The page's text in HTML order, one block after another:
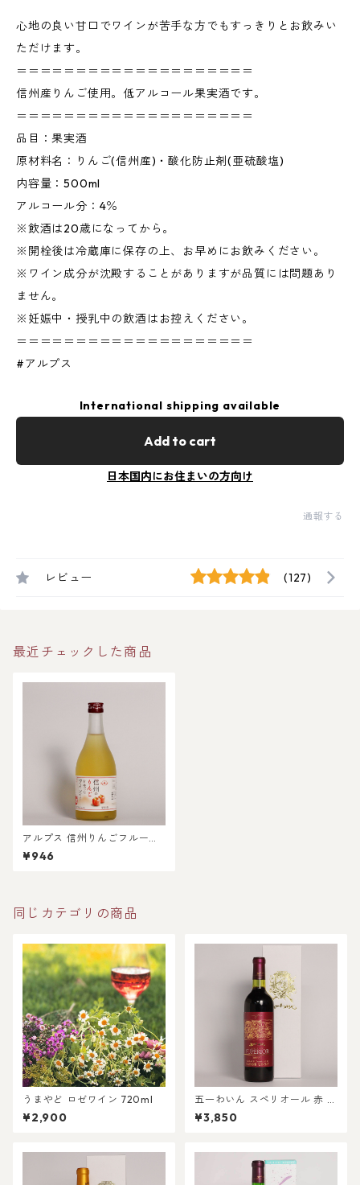
心地の良い甘口でワインが苦手な方でもすっきりとお飲みい
ただけます。
＝＝＝＝＝＝＝＝＝＝＝＝＝＝＝＝＝＝＝＝
信州産りんご使用。低アルコール果実酒です。
＝＝＝＝＝＝＝＝＝＝＝＝＝＝＝＝＝＝＝＝
品目：果実酒
原材料名：りんご(信州産)・酸化防止剤(亜硫酸塩)
内容量：500ml
アルコール分：4％
※飲酒は20歳になってから。
※開栓後は冷蔵庫に保存の上、お早めにお飲みください。
※ワイン成分が沈殿することがありますが品質には問題あり
ません。
※妊娠中・授乳中の飲酒はお控えください。
＝＝＝＝＝＝＝＝＝＝＝＝＝＝＝＝＝＝＝＝
#アルプス
International shipping available
Add to cart
日本国内にお住まいの方向け
通報する
レビュー (127)
最近チェックした商品
アルプス 信州りんごフルーツ
ワイン 500ml
¥946
同じカテゴリの商品
うまやど ロゼワイン 720ml
¥2,900
五一わいん スペリオール 赤 7
20ml
¥3,850